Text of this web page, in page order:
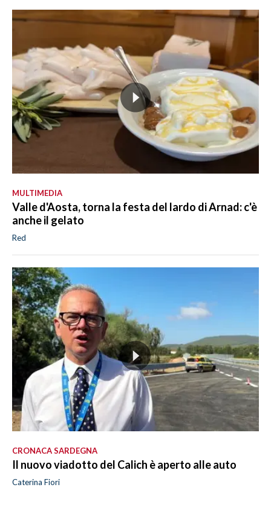
MULTIMEDIA
Valle d'Aosta, torna la festa del lardo di Arnad: c'è
anche il gelato
Red
CRONACA SARDEGNA
Il nuovo viadotto del Calich è aperto alle auto
Caterina Fiori